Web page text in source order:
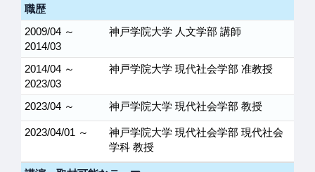
職歴
2009/04 ～
2014/03
神戸学院大学 人文学部 講師
2014/04 ～
2023/03
神戸学院大学 現代社会学部 准教授
2023/04 ～ 神戸学院大学 現代社会学部 教授
2023/04/01 ～
神戸学院大学 現代社会学部 現代社会
学科 教授